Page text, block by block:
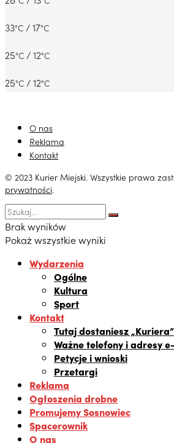
33°C / 17°C
25°C / 12°C
25°C / 12°C
O nas
Reklama
Kontakt
© 2023 Kurier Miejski. Wszystkie prawa
prywatności.
Brak wyników
Pokaż wszystkie wyniki
Wydarzenia
Ogólne
Kultura
Sport
Kontakt
Tutaj dostaniesz „Kuriera”
Ważne telefony i adresy
Petycje i wnioski
Przetargi
Reklama
Ogłoszenia drobne
Promujemy Sosnowiec
Spacerownik
O nas